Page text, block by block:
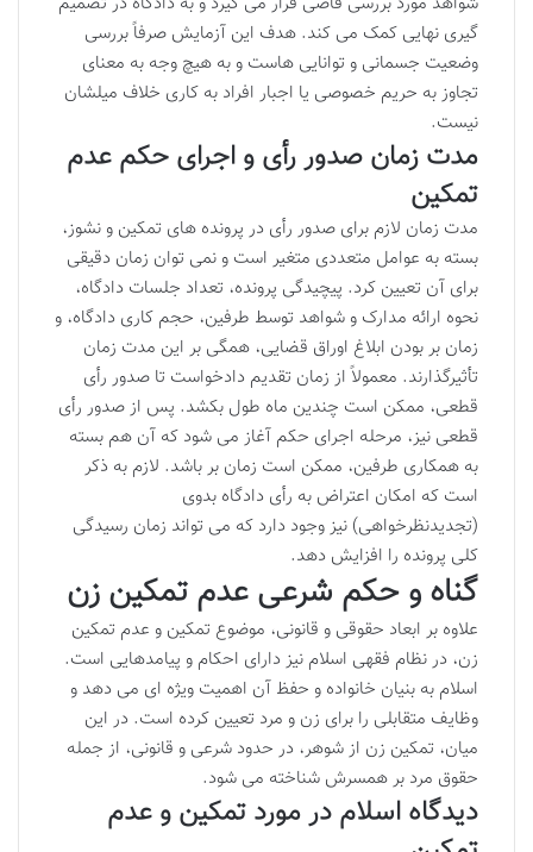
گیری نهایی کمک می کند. هدف این آزمایش صرفاً بررسی
وضعیت جسمانی و توانایی هاست و به هیچ وجه به معنای
تجاوز به حریم خصوصی یا اجبار افراد به کاری خلاف میلشان
نیست.
مدت زمان صدور رأی و اجرای حکم عدم
تمکین
مدت زمان لازم برای صدور رأی در پرونده های تمکین و نشوز،
بسته به عوامل متعددی متغیر است و نمی توان زمان دقیقی
برای آن تعیین کرد. پیچیدگی پرونده، تعداد جلسات دادگاه،
نحوه ارائه مدارک و شواهد توسط طرفین، حجم کاری دادگاه، و
زمان بر بودن ابلاغ اوراق قضایی، همگی بر این مدت زمان
تأثیرگذارند. معمولاً از زمان تقدیم دادخواست تا صدور رأی
قطعی، ممکن است چندین ماه طول بکشد. پس از صدور رأی
قطعی نیز، مرحله اجرای حکم آغاز می شود که آن هم بسته
به همکاری طرفین، ممکن است زمان بر باشد. لازم به ذکر
است که امکان اعتراض به رأی دادگاه بدوی
(تجدیدنظرخواهی) نیز وجود دارد که می تواند زمان رسیدگی
کلی پرونده را افزایش دهد.
گناه و حکم شرعی عدم تمکین زن
علاوه بر ابعاد حقوقی و قانونی، موضوع تمکین و عدم تمکین
زن، در نظام فقهی اسلام نیز دارای احکام و پیامدهایی است.
اسلام به بنیان خانواده و حفظ آن اهمیت ویژه ای می دهد و
وظایف متقابلی را برای زن و مرد تعیین کرده است. در این
میان، تمکین زن از شوهر، در حدود شرعی و قانونی، از جمله
حقوق مرد بر همسرش شناخته می شود.
دیدگاه اسلام در مورد تمکین و عدم